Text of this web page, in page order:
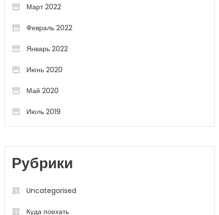
Март 2022
Февраль 2022
Январь 2022
Июнь 2020
Май 2020
Июль 2019
Рубрики
Uncategorised
Куда поехать